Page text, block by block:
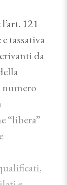
121
tassativa
da
numero
“libera”